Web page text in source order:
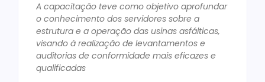
A capacitação teve como objetivo aprofundar
o conhecimento dos servidores sobre a
estrutura e a operação das usinas asfálticas,
visando à realização de levantamentos e
auditorias de conformidade mais eficazes e
qualificadas